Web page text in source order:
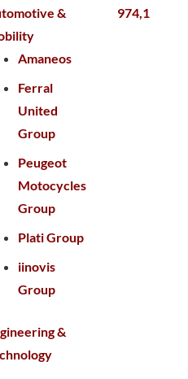
&
Amaneos
Ferral
United
Group
Peugeot
Motocycles
Group
Plati Group
iinovis
Group
&
974,1